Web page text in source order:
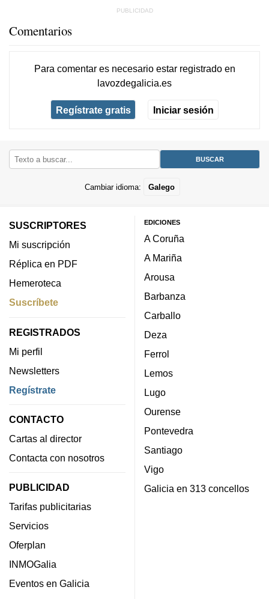
Comentarios
Para comentar es necesario estar registradoen
lavozdegalicia.es
Regístrate gratis Iniciar sesión
Cambiar idioma: Galego
SUSCRIPTORES
Mi suscripción
Réplica en PDF
Hemeroteca
Suscríbete
REGISTRADOS
Mi perfil
Newsletters
Regístrate
CONTACTO
Cartas al director
Contacta con nosotros
PUBLICIDAD
Tarifas publicitarias
Servicios
Oferplan
INMOGalia
Eventos en Galicia
EDICIONES
A Coruña
A Mariña
Arousa
Barbanza
Carballo
Deza
Ferrol
Lemos
Lugo
Ourense
Pontevedra
Santiago
Vigo
Galicia en 313 concellos